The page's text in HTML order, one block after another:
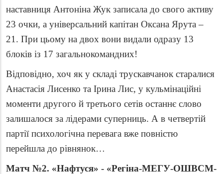
наставниця Антоніна Жук записала до свого активу
23 очки, а універсальний капітан Оксана Ярута –
21. При цьому на двох вони видали одразу 13
блоків із 17 загальнокомандних!
Відповідно, хоч як у складі трускавчанок старалися
Анастасія Лисенко та Ірина Лис, у кульмінаційні
моменти другого й третього сетів останнє слово
залишалося за лідерами суперниць. А в четвертій
партії психологічна перевага вже повністю
перейшла до рівнянок…
Матч №2. «Нафтуся» - «Регіна-МЕГУ-ОШВСМ-